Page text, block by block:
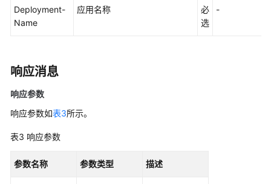
用
API
历
史
弹
性
Deployment-
Name
应用名称
必
选
-
响应消息
响应参数
响应参数如表3所示。
表3 响应参数
参数名称 参数类型 描述